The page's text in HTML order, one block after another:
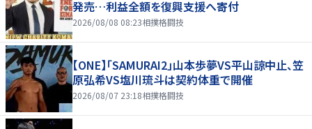
発売…利益全額を復興支援へ寄付
2026/08/08 08:23相撲格闘技
【ONE】「SAMURAI2」山本歩夢VS平山諒中止、笠
原弘希VS塩川琉斗は契約体重で開催
2026/08/07 23:18相撲格闘技